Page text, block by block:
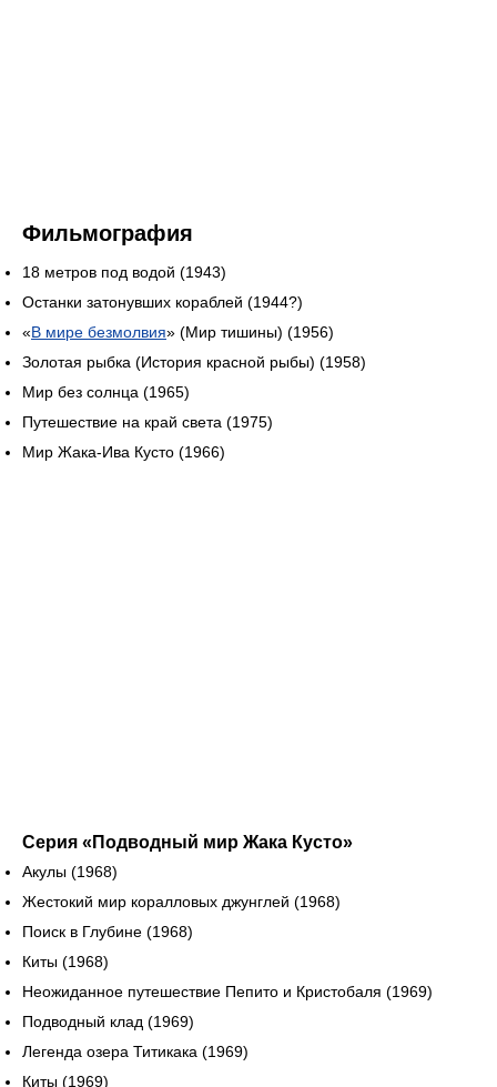
Фильмография
18 метров под водой (1943)
Останки затонувших кораблей (1944?)
«В мире безмолвия» (Мир тишины) (1956)
Золотая рыбка (История красной рыбы) (1958)
Мир без солнца (1965)
Путешествие на край света (1975)
Мир Жака-Ива Кусто (1966)
Серия «Подводный мир Жака Кусто»
Акулы (1968)
Жестокий мир коралловых джунглей (1968)
Поиск в Глубине (1968)
Киты (1968)
Неожиданное путешествие Пепито и Кристобаля (1969)
Подводный клад (1969)
Легенда озера Титикака (1969)
Киты (1969)